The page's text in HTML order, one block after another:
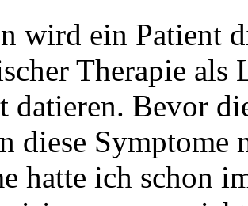
wird ein Patient
Therapie als
datieren. Bevor
diese Symptome
hatte ich schon